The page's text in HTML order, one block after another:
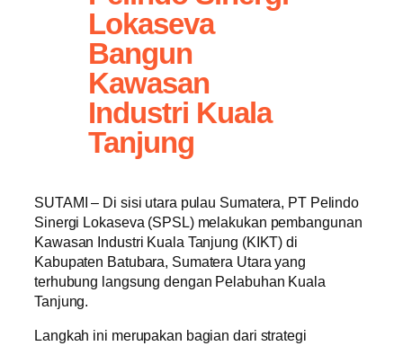
Lokaseva
Bangun
Kawasan
Industri Kuala
Tanjung
SUTAMI – Di sisi utara pulau Sumatera, PT Pelindo
Sinergi Lokaseva (SPSL) melakukan pembangunan
Kawasan Industri Kuala Tanjung (KIKT) di
Kabupaten Batubara, Sumatera Utara yang
terhubung langsung dengan Pelabuhan Kuala
Tanjung.
Langkah ini merupakan bagian dari strategi